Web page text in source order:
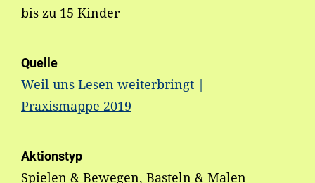
bis zu 15 Kinder
Quelle
Weil uns Lesen weiterbringt |
Praxismappe 2019
Aktionstyp
Spielen & Bewegen, Basteln & Malen